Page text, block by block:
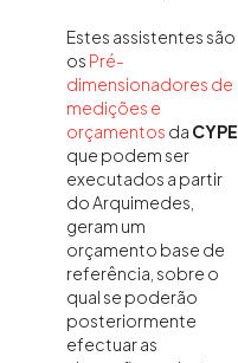
Estes assistentes são
os Pré-
dimensionadores de
medições e
orçamentos da CYPE
que podem ser
executados a partir
do Arquimedes,
geram um
orçamento base de
referência, sobre o
qual se poderão
posteriormente
efectuar as